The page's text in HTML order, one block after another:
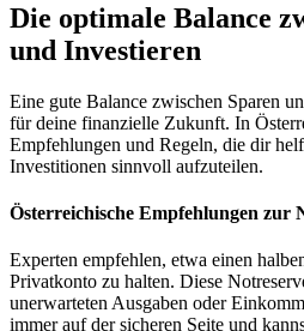
Die optimale Balance
und Investieren
Eine gute Balance zwischen Sparen
für deine finanzielle Zukunft. In
Empfehlungen und Regeln, die dir
Investitionen sinnvoll aufzuteilen.
Österreichische Empfehlungen zur
Experten empfehlen, etwa einen
Privatkonto zu halten. Diese
unerwarteten Ausgaben oder
immer auf der sicheren Seite und